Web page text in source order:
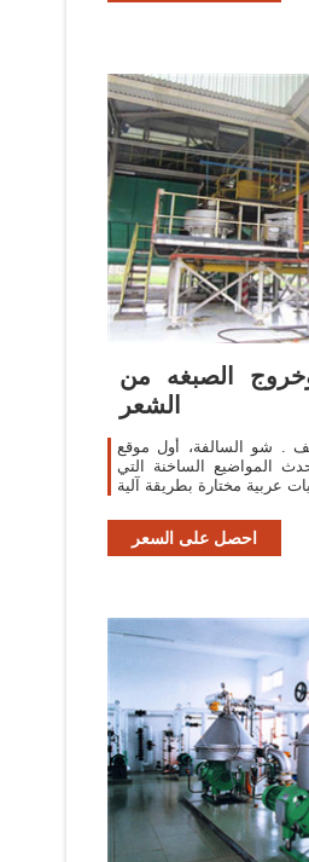
الصبغه من
الشعر
. شو السالفة، أول موقع
المواضيع الساخنة التي
احصل على السعر